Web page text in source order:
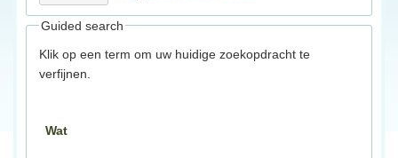
Guided search
Klik op een term om uw huidige zoekopdracht te
verfijnen.
Wat